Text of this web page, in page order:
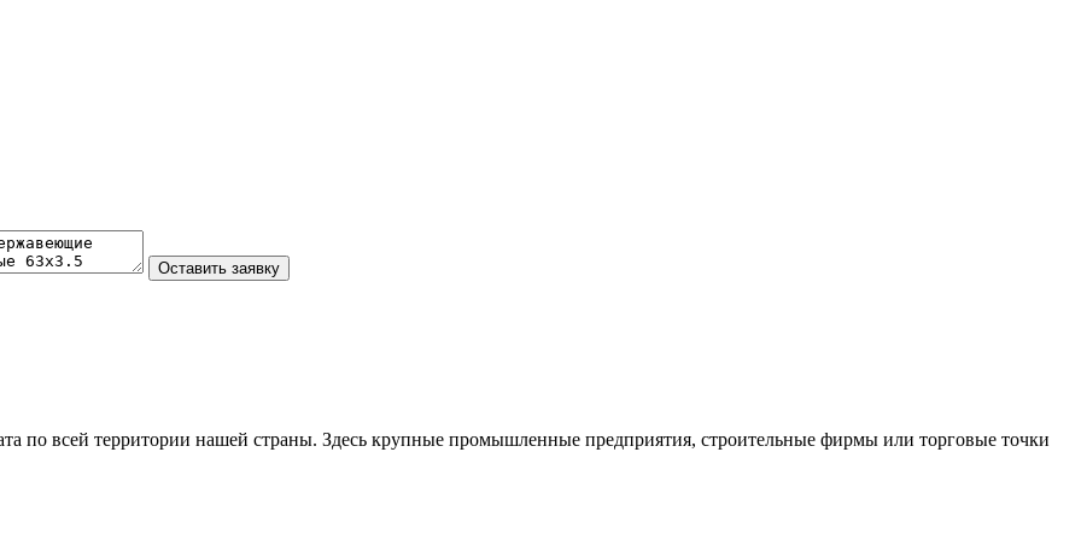
по всей территории нашей страны. Здесь крупные промышленные предприятия, строительные фирмы или торговые точки